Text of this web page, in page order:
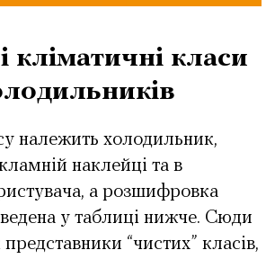
кліматичні класи
належить холодильник,
наклейці та в
а розшифровка
у таблиці нижче. Сюди
“чистих” класів,